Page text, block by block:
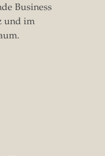
Business
und im